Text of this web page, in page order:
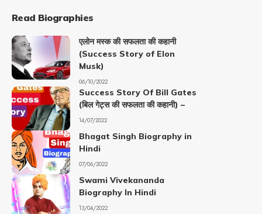
Read Biographies
एलोन मस्क की सफलता की कहानी
(Success Story of Elon
Musk)
06/10/2022
Success Story Of Bill Gates
(बिल गेट्स की सफलता की कहानी) –
14/07/2022
Bhagat Singh Biography in
Hindi
07/06/2022
Swami Vivekananda
Biography In Hindi
13/04/2022